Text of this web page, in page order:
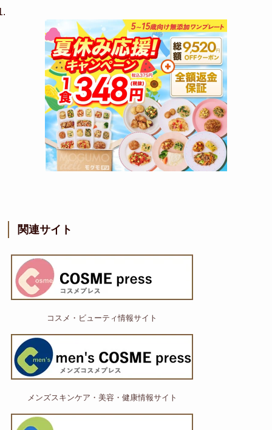
関連サイト
コスメ・ビューティ情報サイト
メンズスキンケア・美容・健康情報サイト